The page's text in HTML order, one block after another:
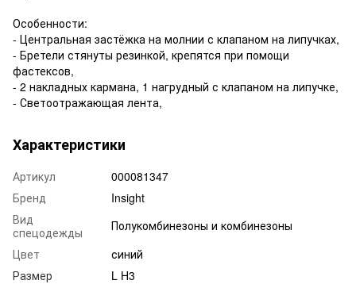
Особенности:
- Центральная застёжка на молнии с клапаном на липучках,
- Бретели стянуты резинкой, крепятся при помощи
фастексов,
- 2 накладных кармана, 1 нагрудный с клапаном на липучке,
- Светоотражающая лента,
Характеристики
Артикул
000081347
Бренд
Insight
Вид
спецодежды
Полукомбинезоны и комбинезоны
Цвет
синий
Размер
L H3